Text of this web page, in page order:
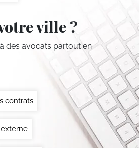
ville ?
à des avocats partout en
contrats
externe